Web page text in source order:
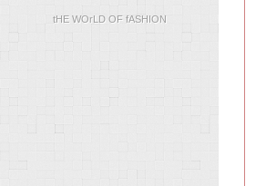
tHE WOrLD OF fASHION